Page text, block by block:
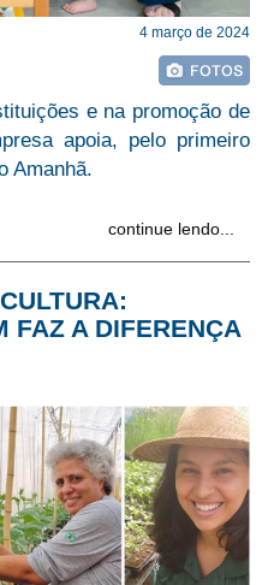
4 março de 2024
e na promoção de
apoia, pelo primeiro
Amanhã.
continue lendo...
FAZ A DIFERENÇA